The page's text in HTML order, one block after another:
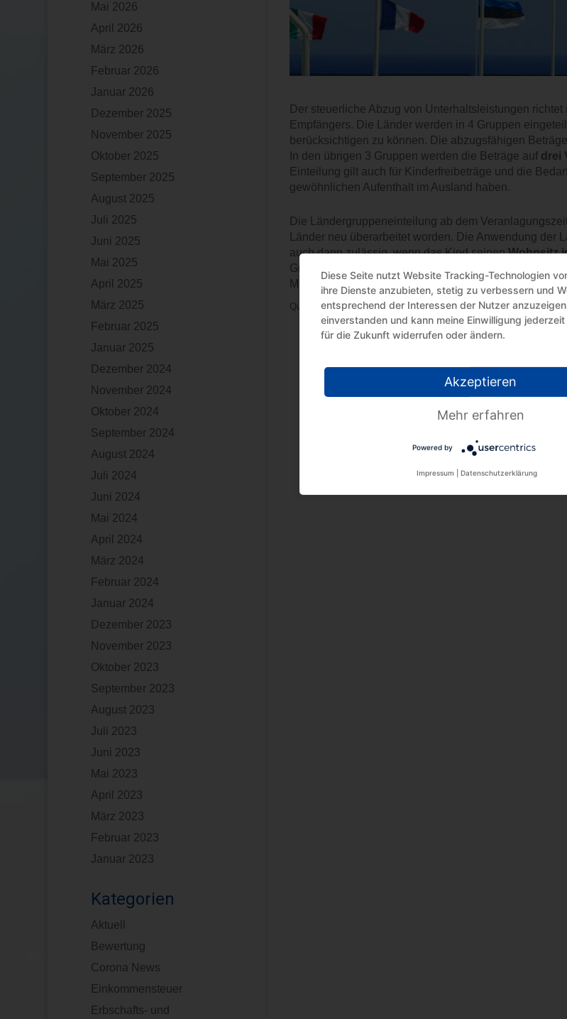
Der steuerliche Abzug von Unterhaltsleistungen
Empfängers. Die Länder werden in 4 Gruppen
berücksichtigen zu können. Die abzugsfähigen
In den übrigen 3 Gruppen werden die Beträge auf drei
Einteilung gilt auch für Kinderfreibeträge und die
gewöhnlichen Aufenthalt im Ausland haben.
Die Ländergruppeneinteilung ab dem
Länder neu überarbeitet worden. Die Anwendung
auch dann zulässig, wenn das Kind seinenWohnsitz
Griechenland, Kroatien, Portugal). Ab dem 1.1.2024
Malta von der Gruppe 2 in die Gruppe 1 eingestuft.
Quelle:BMF-Schreiben | Veröffentlichung | IV D 5 – S 2285/19/
Mai 2026
April 2026
März 2026
Februar 2026
Januar 2026
Dezember 2025
November 2025
Oktober 2025
September 2025
August 2025
Juli 2025
Juni 2025
Mai 2025
April 2025
März 2025
Februar 2025
Januar 2025
Dezember 2024
November 2024
Oktober 2024
September 2024
August 2024
Juli 2024
Juni 2024
Mai 2024
April 2024
März 2024
Februar 2024
Januar 2024
Dezember 2023
November 2023
Oktober 2023
September 2023
August 2023
Juli 2023
Juni 2023
Mai 2023
April 2023
März 2023
Februar 2023
Januar 2023
Kategorien
Aktuell
Bewertung
Corona News
Einkommensteuer
Erbschafts- und
Diese Seite nutzt Website Tracking-Technologien
ihre Dienste anzubieten, stetig zu verbessern und
entsprechend der Interessen der Nutzer
einverstanden und kann meine Einwilligung
für die Zukunft widerrufen oder ändern.
Akzeptieren
Mehr erfahren
Powered by
Impressum Datenschutzerklärung